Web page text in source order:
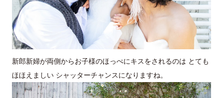
新郎新婦が両側からお子様のほっぺにキスをされるのは とても
ほほえましい シャッターチャンスになりますね。